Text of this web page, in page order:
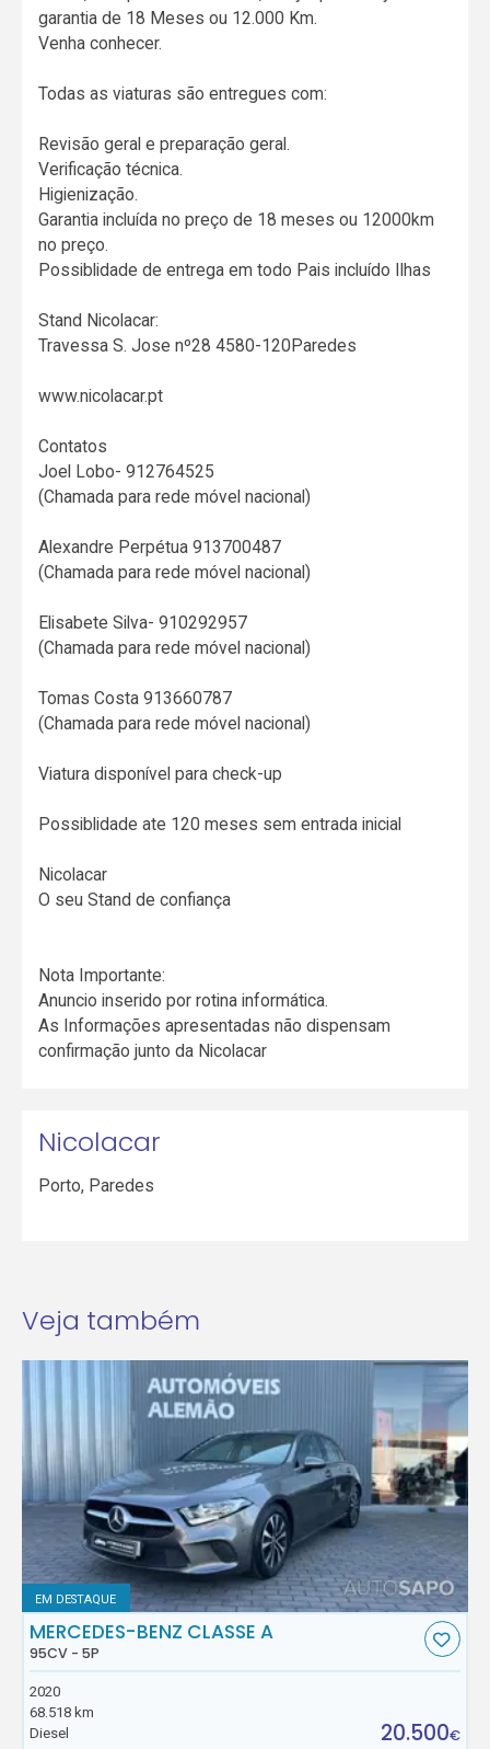
garantia de 18 Meses ou 12.000 Km.
Venha conhecer.
Todas as viaturas são entregues com:
Revisão geral e preparação geral.
Verificação técnica.
Higienização.
Garantia incluída no preço de 18 meses ou 12000km
no preço.
Possiblidade de entrega em todo Pais incluído Ilhas
Stand Nicolacar:
Travessa S. Jose nº28 4580-120Paredes
www.nicolacar.pt
Contatos
Joel Lobo- 912764525
(Chamada para rede móvel nacional)
Alexandre Perpétua 913700487
(Chamada para rede móvel nacional)
Elisabete Silva- 910292957
(Chamada para rede móvel nacional)
Tomas Costa 913660787
(Chamada para rede móvel nacional)
Viatura disponível para check-up
Possiblidade ate 120 meses sem entrada inicial
Nicolacar
O seu Stand de confiança
Nota Importante:
Anuncio inserido por rotina informática.
As Informações apresentadas não dispensam
confirmação junto da Nicolacar
Nicolacar
Porto, Paredes
Veja também
EM DESTAQUE
MERCEDES-BENZ CLASSE A
95CV - 5P
2020
68.518 km
Diesel
20.500€